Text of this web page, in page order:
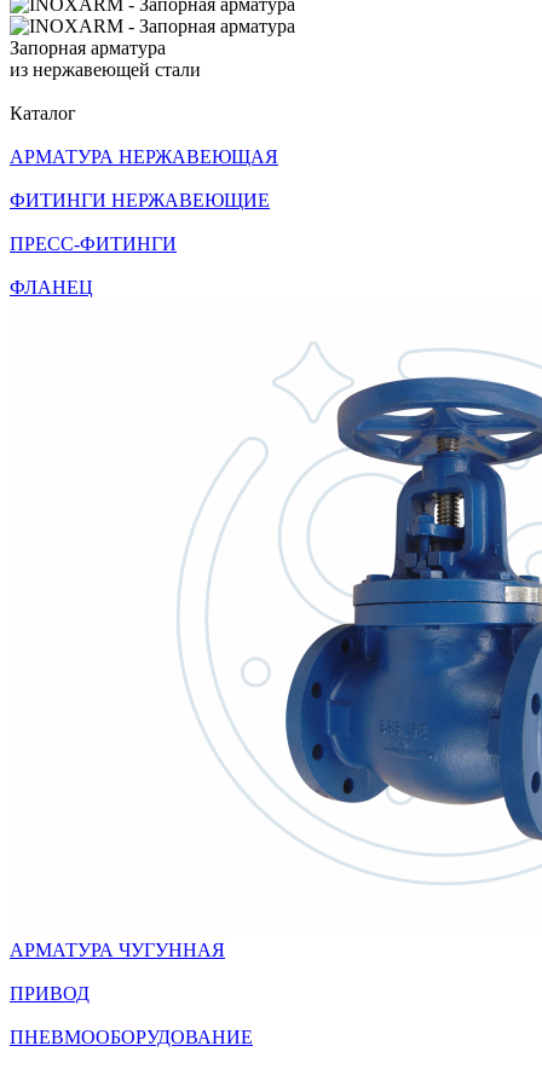
Запорная арматура
из нержавеющей стали
Каталог
АРМАТУРА НЕРЖАВЕЮЩАЯ
ФИТИНГИ НЕРЖАВЕЮЩИЕ
ПРЕСС-ФИТИНГИ
ФЛАНЕЦ
АРМАТУРА ЧУГУННАЯ
ПРИВОД
ПНЕВМООБОРУДОВАНИЕ